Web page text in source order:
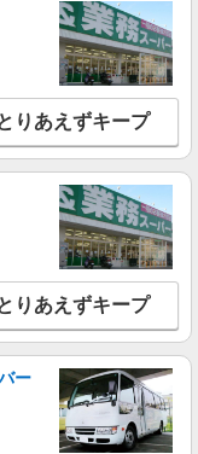
りあえずキープ
りあえずキープ
ー